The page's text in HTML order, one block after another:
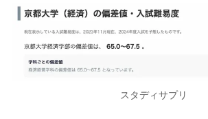
スタディサプリ